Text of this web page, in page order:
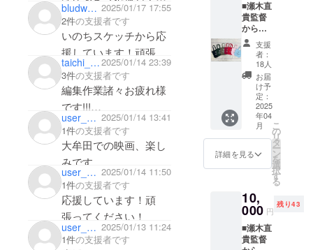
従姉妹がエキストラに
も参加したそうです。
お世話になりました〜
ます。bludworth 2025/01/17 17:55
2件の支援者です
いのちスケッチから応
援しています！頑張っ
てください！
taichi_8_taichi2025/01/14 23:39
3件の支援者です
編集作業諸々お疲れ様
です!!!
拝見できる日&リター
ンのお菓子が楽しみで
なりません←
東京でも大牟田でも、
会場や劇場で皆様と盛
り上がれるのを心待ち
にしております★
大牟田熱し🔥アオハル
user_2b27f3f3d204 2025/01/14 13:41
1件の支援者です
大牟田での映画、楽し
みです。
応援させていただきま
す。
user_c2159dd297e4 2025/01/14 11:50
1件の支援者です
応援しています！頑
張ってください！
user_6e3504842b34 2025/01/13 11:24
1件の支援者です
■瀬木直
貴監督
からの
お礼
メール
■瀬木監
督の書
き下ろ
しエッ
セイ ■
トート
バック
M
345mm
×355m
m×100
の指定
はでき
ませ
ん) １
枚
支援
者：
18人
お届
け予
定：
2025
年04
月
詳細を見る
こ
の
リ
タ
ー
ン
を
選
択
す
る
10,
000 円
残り43
■瀬木直
貴監督